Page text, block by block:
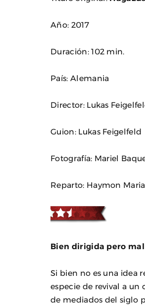
Año: 2017
Duración: 102 min.
País: Alemania
Director: Lukas
Guion: Lukas Feigelfeld
Fotografía: Mariel
Reparto: Haymon
Bien dirigida pero
Si bien no es una idea
especie de revival a un
de mediados del siglo